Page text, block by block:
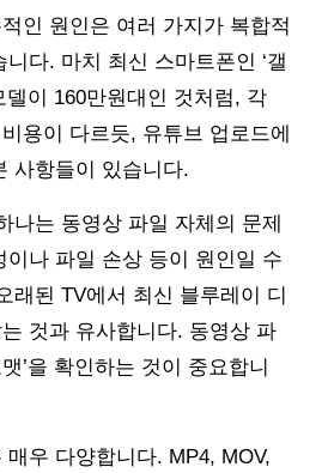
인 원인은 여러 가지가 복합적
다. 마치 최신 스마트폰인 ‘갤
델이 160만원대인 것처럼, 각
용이 다르듯, 유튜브 업로드에
사항들이 있습니다.
나는 동영상 파일 자체의 문제
이나 파일 손상 등이 원인일 수
래된 TV에서 최신 블루레이 디
것과 유사합니다. 동영상 파
맷’을 확인하는 것이 중요합니
우 다양합니다. MP4, MOV,